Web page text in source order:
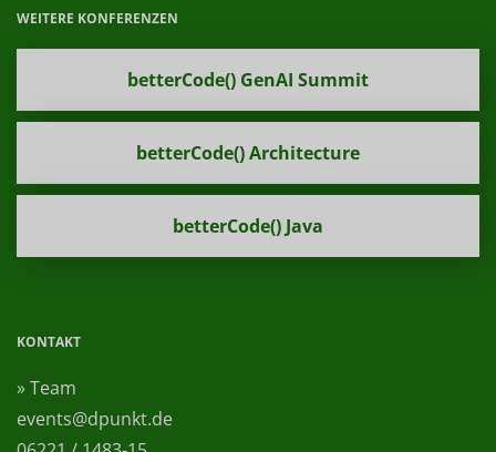
WEITERE KONFERENZEN
betterCode() GenAI Summit
betterCode() Architecture
betterCode() Java
KONTAKT
» Team
events@dpunkt.de